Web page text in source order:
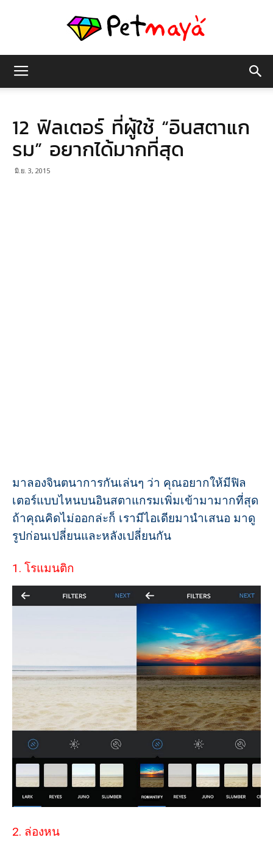
มายา
12 ฟิลเตอร์ ที่ผู้ใช้ “อินสตาแก
รม” อยากได้มากที่สุด
มิ.ย. 3, 2015
มาลองจินตนาการกันเล่นๆ ว่า คุณอยากให้มีฟิล
เตอร์แบบไหนบนอินสตาแกรมเพิ่มเข้ามามากที่สุด
ถ้าคุณคิดไม่ออกล่ะก็ เรามีไอเดียมานำเสนอ มาดู
รูปก่อนเปลี่ยนและหลังเปลี่ยนกัน
1. โรแมนติก
2. ล่องหน